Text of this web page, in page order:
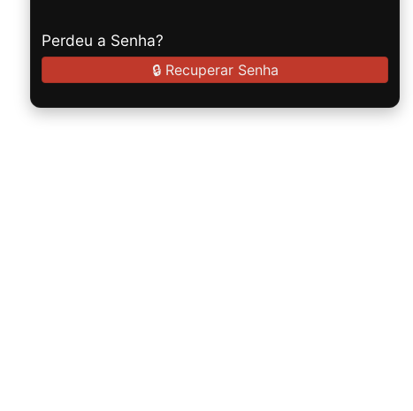
Perdeu a Senha?
🔒 Recuperar Senha